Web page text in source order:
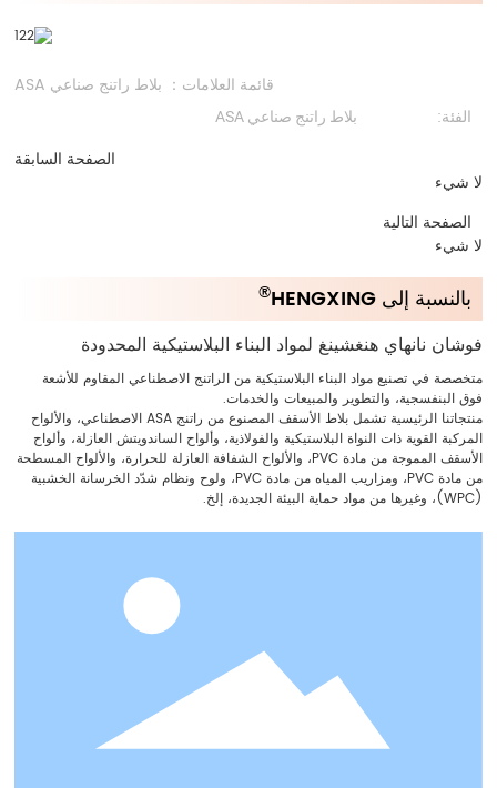
قائمة العلامات： بلاط راتنج صناعي ASA
الفئة:
بلاط راتنج صناعي ASA
الصفحة السابقة
لا شيء
الصفحة التالية
لا شيء
بالنسبة إلى HENGXING ®
فوشان نانهاي هنغشينغ لمواد البناء البلاستيكية المحدودة
متخصصة في تصنيع مواد البناء البلاستيكية من الراتنج الاصطناعي المقاوم للأشعة
فوق البنفسجية، والتطوير والمبيعات والخدمات.
منتجاتنا الرئيسية تشمل بلاط الأسقف المصنوع من راتنج ASA الاصطناعي، والألواح
المركبة القوية ذات النواة البلاستيكية والفولاذية، وألواح الساندويتش العازلة، وألواح
الأسقف المموجة من مادة PVC، والألواح الشفافة العازلة للحرارة، والألواح المسطحة
من مادة PVC، ومزاريب المياه من مادة PVC، ولوح ونظام شدّد الخرسانة الخشبية
(WPC)، وغيرها من مواد حماية البيئة الجديدة، إلخ.